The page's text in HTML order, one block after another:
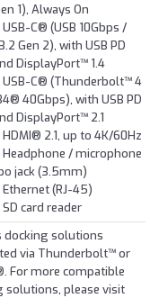
1), Always On
USB-C® (USB 10Gbps /
Gen 2), with USB PD
DisplayPort™ 1.4
USB-C® (Thunderbolt™ 4
40Gbps), with USB PD
DisplayPort™ 2.1
HDMI® 2.1, up to 4K/60Hz
Headphone / microphone
jack (3.5mm)
Ethernet (RJ-45)
SD card reader
docking solutions
via Thunderbolt™ or
For more compatible
solutions, please visit